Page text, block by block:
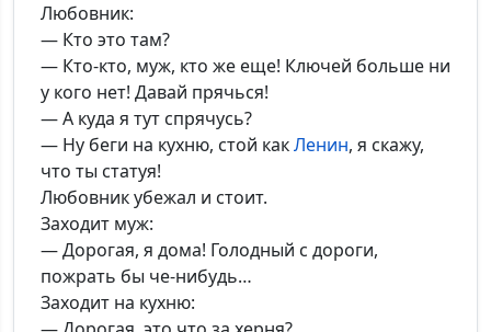
Любовник:
— Кто это там?
— Кто-кто, муж, кто же еще! Ключей больше ни
у кого нет! Давай прячься!
— А куда я тут спрячусь?
— Ну беги на кухню, стой какЛенин, я скажу,
что ты статуя!
Любовник убежал и стоит.
Заходит муж:
— Дорогая, я дома! Голодный с дороги,
пожрать бы че-нибудь…
Заходит на кухню: